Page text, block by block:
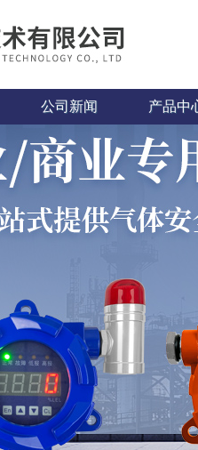
公司新闻 产品中